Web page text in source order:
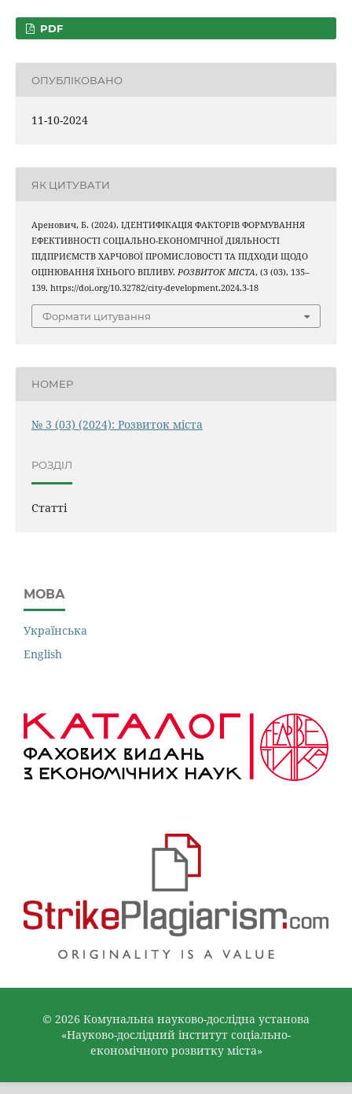
PDF
ОПУБЛІКОВАНО
11-10-2024
ЯК ЦИТУВАТИ
Аренович, Б. (2024). ІДЕНТИФІКАЦІЯ ФАКТОРІВ ФОРМУВАННЯ
ЕФЕКТИВНОСТІ СОЦІАЛЬНО-ЕКОНОМІЧНОЇ ДІЯЛЬНОСТІ
ПІДПРИЄМСТВ ХАРЧОВОЇ ПРОМИСЛОВОСТІ ТА ПІДХОДИ ЩОДО
ОЦІНЮВАННЯ ЇХНЬОГО ВПЛИВУ. РОЗВИТОК МІСТА, (3 (03), 135–
139. https://doi.org/10.32782/city-development.2024.3-18
Формати цитування
НОМЕР
№ 3 (03) (2024): Розвиток міста
РОЗДІЛ
Статті
МОВА
Українська
English
© 2026 Комунальна науково-дослідна установа
«Науково-дослідний інститут соціально-
економічного розвитку міста»